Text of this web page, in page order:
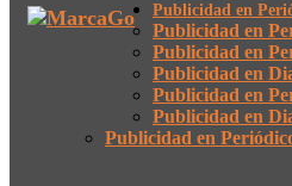
Publicidad en
Publicidad en
Publicidad en
Publicidad en
Publicidad en
Publicidad en
Publicidad en